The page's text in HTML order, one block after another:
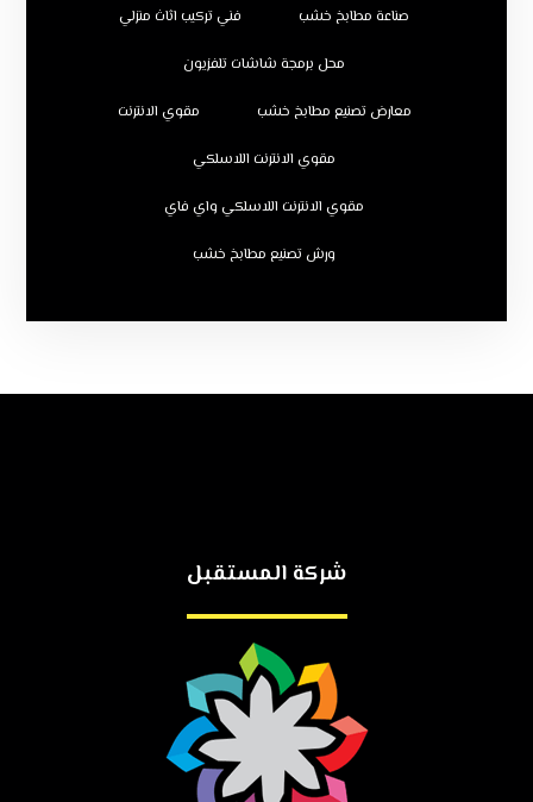
صناعة مطابخ خشب فني تركيب اثاث منزلي
محل برمجة شاشات تلفزيون
معارض تصنيع مطابخ خشب مقوي الانترنت
مقوي الانترنت اللاسلكي
مقوي الانترنت اللاسلكي واي فاي
ورش تصنيع مطابخ خشب
شركة المستقبل